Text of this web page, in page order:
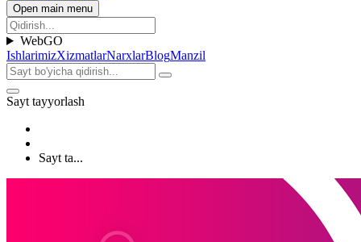
Open main menu
WebGO
IshlarimizXizmatlarNarxlarBlogManzil
Sayt tayyorlash
Sayt ta...